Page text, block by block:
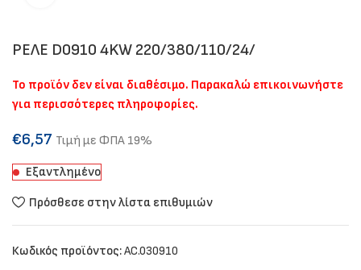
ΡΕΛΕ D0910 4KW 220/380/110/24/
Το προϊόν δεν είναι διαθέσιμο. Παρακαλώ επικοινωνήστε
για περισσότερες πληροφορίες.
€6,57 Τιμή με ΦΠΑ 19%
Εξαντλημένο
Πρόσθεσε στην λίστα επιθυμιών
Κωδικός προϊόντος:AC.030910